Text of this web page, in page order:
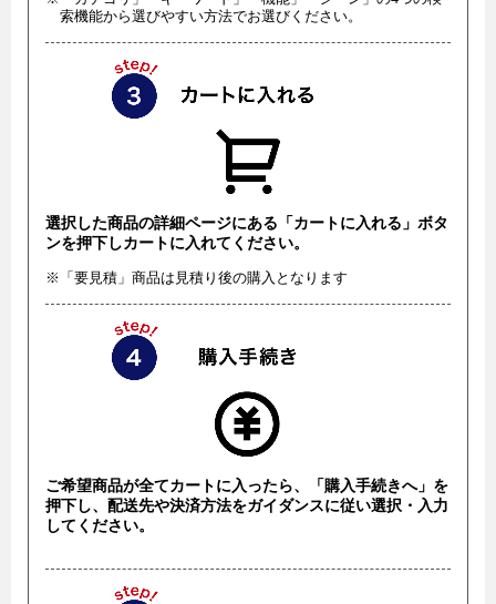
索機能から選びやすい方法でお選びください。
選択した商品の詳細ページにある「カートに入れる」ボタ
ンを押下しカートに入れてください。
※「要見積」商品は見積り後の購入となります
ご希望商品が全てカートに入ったら、「購入手続きへ」を
押下し、配送先や決済方法をガイダンスに従い選択・入力
してください。